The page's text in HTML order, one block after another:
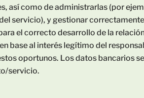
así como de administrarlas (por
servicio), y gestionar
el correcto desarrollo de la
base al interés legítimo del
oportunos. Los datos bancarios
servicio.